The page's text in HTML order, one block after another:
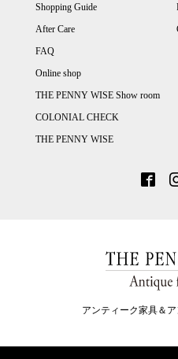
Shopping Guide
After Care
FAQ
Online shop
THE PENNY WISE Show room
COLONIAL CHECK
THE PENNY WISE
アンティーク家具＆